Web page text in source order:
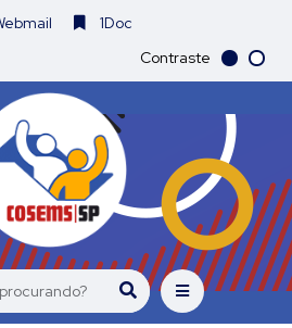
1Doc
Contraste